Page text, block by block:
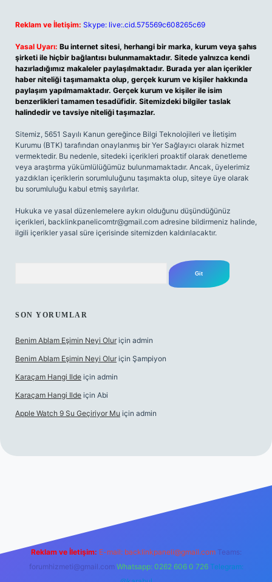
Reklam ve İletişim: Skype: live:.cid.575569c608265c69
Yasal Uyarı: Bu internet sitesi, herhangi bir marka, kurum veya şahıs
şirketi ile hiçbir bağlantısı bulunmamaktadır. Sitede yalnızca kendi
hazırladığımız makaleler paylaşılmaktadır. Burada yer alan içerikler
haber niteliği taşımamakta olup, gerçek kurum ve kişiler hakkında
paylaşım yapılmamaktadır. Gerçek kurum ve kişiler ile isim
benzerlikleri tamamen tesadüfidir. Sitemizdeki bilgiler taslak
halindedir ve tavsiye niteliği taşımazlar.
Sitemiz, 5651 Sayılı Kanun gereğince Bilgi Teknolojileri ve İletişim
Kurumu (BTK) tarafından onaylanmış bir Yer Sağlayıcı olarak hizmet
vermektedir. Bu nedenle, sitedeki içerikleri proaktif olarak denetleme
veya araştırma yükümlülüğümüz bulunmamaktadır. Ancak, üyelerimiz
yazdıkları içeriklerin sorumluluğunu taşımakta olup, siteye üye olarak
bu sorumluluğu kabul etmiş sayılırlar.
Hukuka ve yasal düzenlemelere aykırı olduğunu düşündüğünüz
içerikleri, backlinkpanelicomtr@gmail.com adresine bildirmeniz halinde,
ilgili içerikler yasal süre içerisinde sitemizden kaldırılacaktır.
SON YORUMLAR
Benim Ablam Eşimin Neyi Olur için admin
Benim Ablam Eşimin Neyi Olur için Şampiyon
Karaçam Hangi Ilde için admin
Karaçam Hangi Ilde için Abi
Apple Watch 9 Su Geçiriyor Mu için admin
Reklam ve İletişim: E-mail: backlinkpaneli@gmail.com Teams:
forumhizmeti@gmail.com Whatsapp: 0262 606 0 726 Telegram: